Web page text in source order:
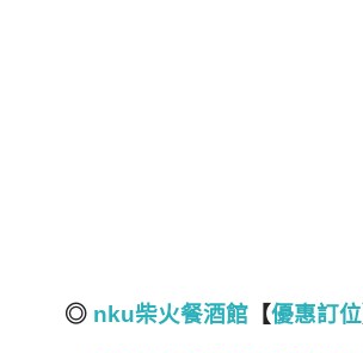
◎ nku柴火餐酒館 【優惠訂位